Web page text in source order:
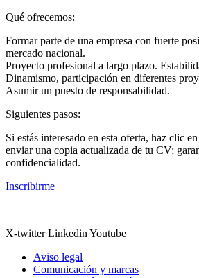
Qué ofrecemos:
Formar parte de una empresa con fuerte
mercado nacional.
Proyecto profesional a largo plazo.
Dinamismo, participación en diferentes
Asumir un puesto de responsabilidad.
Siguientes pasos:
Si estás interesado en esta oferta, haz clic
enviar una copia actualizada de tu CV;
confidencialidad.
Inscribirme
X-twitter Linkedin Youtube
Aviso legal
Comunicación y marcas